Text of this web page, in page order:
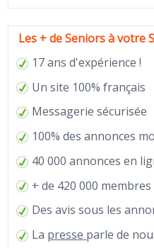
Les + de Seniors à votre
17 ans d'expérience !
Un site 100% français
Messagerie sécurisée
100% des annonces
40 000 annonces en
+ de 420 000
Des avis sous les
La presse parle de